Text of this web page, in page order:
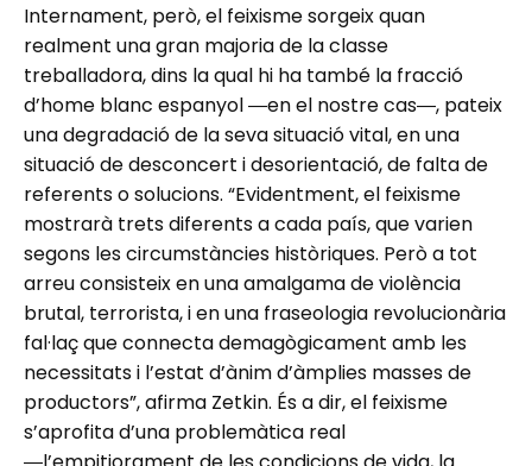
Internament, però, el feixisme sorgeix quan
realment una gran majoria de la classe
treballadora, dins la qual hi ha també la fracció
d’home blanc espanyol ―en el nostre cas―, pateix
una degradació de la seva situació vital, en una
situació de desconcert i desorientació, de falta de
referents o solucions. “Evidentment, el feixisme
mostrarà trets diferents a cada país, que varien
segons les circumstàncies històriques. Però a tot
arreu consisteix en una amalgama de violència
brutal, terrorista, i en una fraseologia revolucionària
fal·laç que connecta demagògicament amb les
necessitats i l’estat d’ànim d’àmplies masses de
productors”, afirma Zetkin. És a dir, el feixisme
s’aprofita d’una problemàtica real